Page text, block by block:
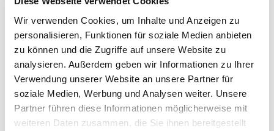
Wir verwenden Cookies, um Inhalte und Anzeigen zu
personalisieren, Funktionen für soziale Medien anbieten
zu können und die Zugriffe auf unsere Website zu
analysieren. Außerdem geben wir Informationen zu Ihrer
Verwendung unserer Website an unsere Partner für
soziale Medien, Werbung und Analysen weiter. Unsere
Partner führen diese Informationen möglicherweise mit
weiteren Daten zusammen, die Sie ihnen bereitgestellt
Heilige Dreifaltigkeit, Stralsund,
Frankenwall 7, 18439 Stralsund